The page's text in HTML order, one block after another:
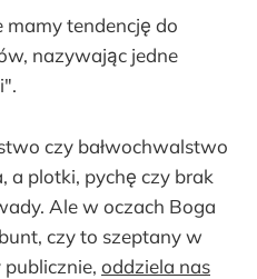
tendencję do
nazywając jedne
czy bałwochwalstwo
a plotki, pychę czy brak
Ale w oczach Boga
czy to szeptany w
oddziela nas